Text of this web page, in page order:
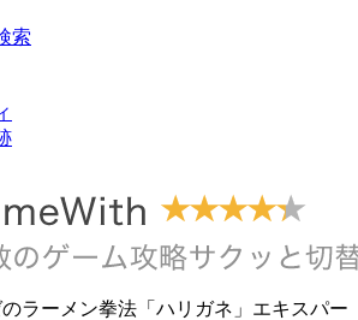
索
のラーメン拳法「ハリガネ」エキスパー